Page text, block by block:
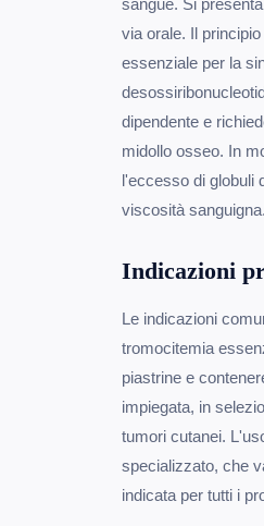
via orale. Il
essenziale per la
dipendente e
midollo osseo. In
l'eccesso di globuli
viscosità sanguigna.
Indicazioni
Le indicazioni
tromocitemia
piastrine e
impiegata, in
tumori cutanei.
specializzato, che
indicata per tutti i